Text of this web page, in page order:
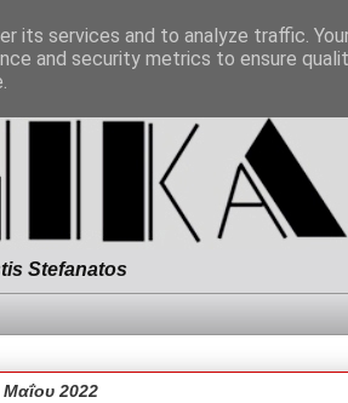
Stefanatos
2022
its services and to analyze traffic.
and security metrics to ensure